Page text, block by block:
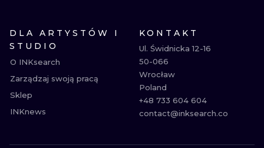
DLA ARTYSTÓW I
STUDIO
O INKsearch
Zarządzaj swoją pracą
Sklep
INKnews
KONTAKT
Ul. Świdnicka 12-16
50-066
Wrocław
Poland
+48 733 604 604
contact@inksearch.co